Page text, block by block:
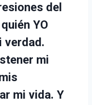
del
YO
verdad.
mi
mi vida. Y